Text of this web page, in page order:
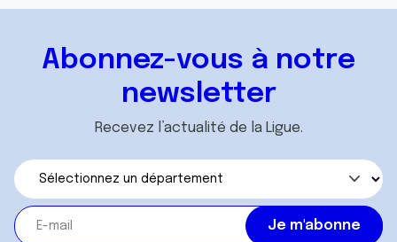
Abonnez-vous à notre
newsletter
Recevez l’actualité de la Ligue.